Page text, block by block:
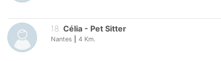
18. Célia - Pet Sitter
Nantes 4 Km.